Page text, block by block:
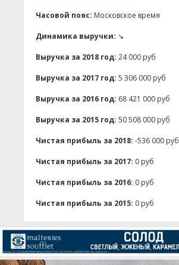
Часовой пояс: Московское время
Динамика выручки: ↘
Выручка за 2018 год: 24 000 руб
Выручка за 2017 год: 5 306 000 руб
Выручка за 2016 год: 68 421 000 руб
Выручка за 2015 год: 50 508 000 руб
Чистая прибыль за 2018: -536 000 руб
Чистая прибыль за 2017: 0 руб
Чистая прибыль за 2016: 0 руб
Чистая прибыль за 2015: 0 руб